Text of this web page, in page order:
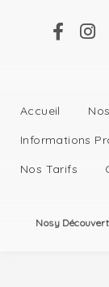
Accueil
Informations
Nos Tarifs
Nosy